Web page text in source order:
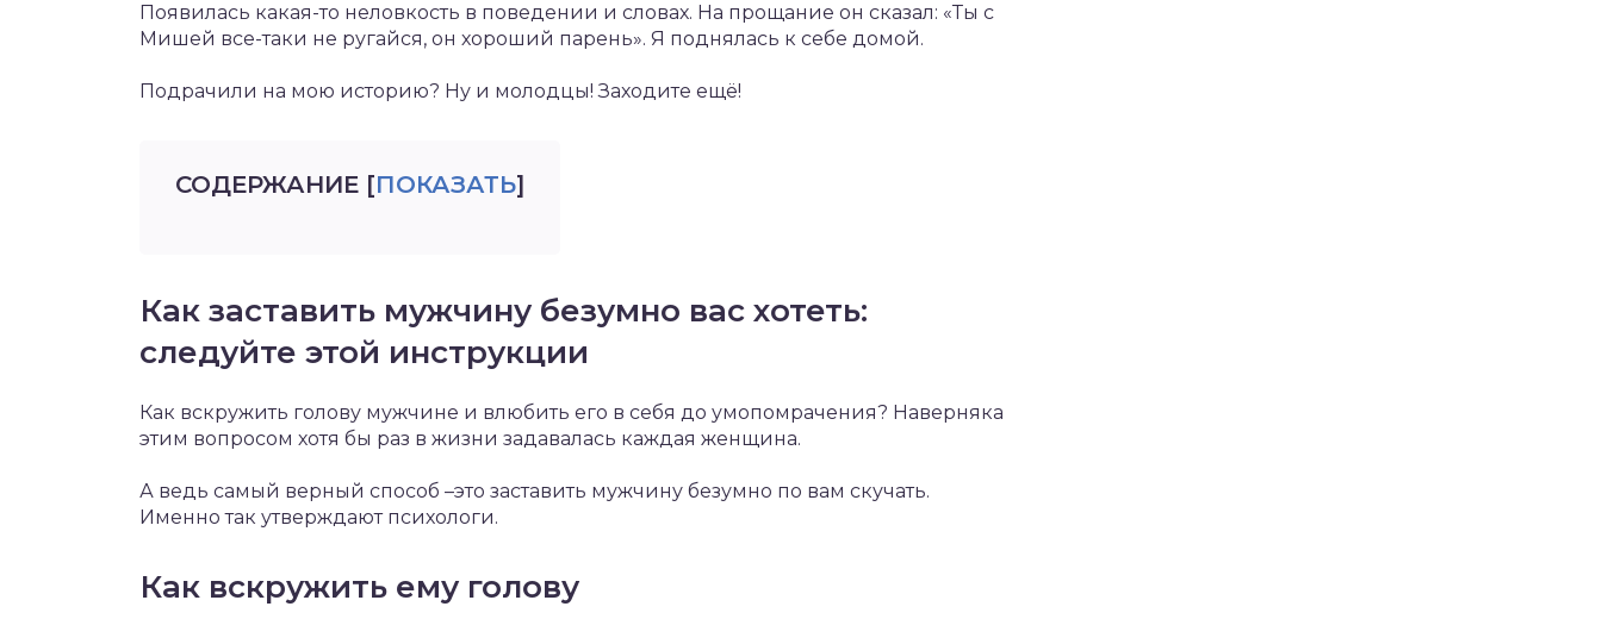
Появилась какая-то неловкость в поведении и словах. На прощание он сказал: «Ты с
Мишей все-таки не ругайся, он хороший парень». Я поднялась к себе домой.
Подрачили на мою историю? Ну и молодцы! Заходите ещё!
СОДЕРЖАНИЕ [ПОКАЗАТЬ]
Как заставить мужчину безумно вас хотеть:
следуйте этой инструкции
Как вскружить голову мужчине и влюбить его в себя до умопомрачения? Наверняка
этим вопросом хотя бы раз в жизни задавалась каждая женщина.
А ведь самый верный способ –это заставить мужчину безумно по вам скучать.
Именно так утверждают психологи.
Как вскружить ему голову